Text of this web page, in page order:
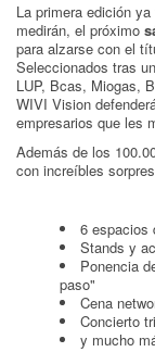
La primera edición
medirán, el próximo
para alzarse con el
Seleccionados tras
LUP, Bcas, Miogas,
WIVI Vision
empresarios que les
Además de los
con increíbles
6 espacios
Stands y
Ponencia
paso"
Cena
Concierto
y mucho